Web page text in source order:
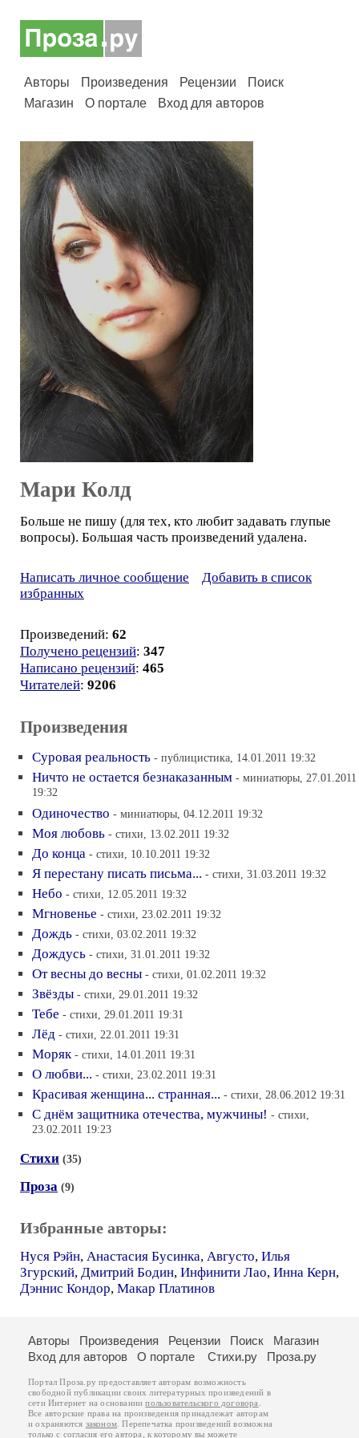
Авторы Произведения Рецензии
Поиск
Магазин
О портале Вход для авторов
Мари Колд
Больше не пишу (для тех, кто любит задавать глупые
вопросы). Большая часть произведений удалена.
Написать личное сообщение
Добавить в список
избранных
Произведений: 62
Получено рецензий: 347
Написано рецензий: 465
Читателей: 9206
Произведения
Суровая реальность - публицистика, 14.01.2011 19:32
Ничто не остается безнаказанным - миниатюры, 27.01.2011
19:32
Одиночество - миниатюры, 04.12.2011 19:32
Моя любовь - стихи, 13.02.2011 19:32
До конца - стихи, 10.10.2011 19:32
Я перестану писать письма... - стихи, 31.03.2011 19:32
Небо - стихи, 12.05.2011 19:32
Мгновенье - стихи, 23.02.2011 19:32
Дождь - стихи, 03.02.2011 19:32
Дождусь - стихи, 31.01.2011 19:32
От весны до весны - стихи, 01.02.2011 19:32
Звёзды - стихи, 29.01.2011 19:32
Тебе - стихи, 29.01.2011 19:31
Лёд - стихи, 22.01.2011 19:31
Моряк - стихи, 14.01.2011 19:31
О любви... - стихи, 23.02.2011 19:31
Красивая женщина... странная... - стихи, 28.06.2012 19:31
С днём защитника отечества, мужчины! - стихи,
23.02.2011 19:23
Стихи (35)
Проза (9)
Избранные авторы:
Нуся Рэйн, Анастасия Бусинка, Августо, Илья
Згурский, Дмитрий Бодин, Инфинити Лао, Инна Керн,
Дэннис Кондор, Макар Платинов
Авторы Произведения Рецензии Поиск
Магазин
Вход для авторов
О портале Стихи.ру Проза.ру
Портал Проза.ру предоставляет авторам возможность
свободной публикации своих литературных произведений в
сети Интернет на основаниипользовательского договора
Все авторские права на произведения принадлежат авторам
и охраняются законом . Перепечатка произведений возможна
только с согласия его автора, к которому вы можете